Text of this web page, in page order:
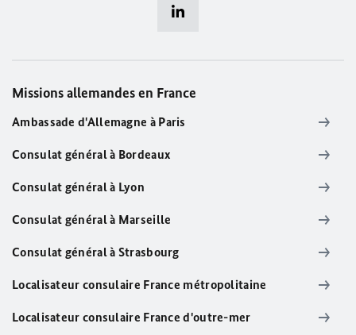
Missions allemandes en France
Ambassade d'Allemagne à Paris
Consulat général à Bordeaux
Consulat général à Lyon
Consulat général à Marseille
Consulat général à Strasbourg
Localisateur consulaire France métropolitaine
Localisateur consulaire France d'outre-mer